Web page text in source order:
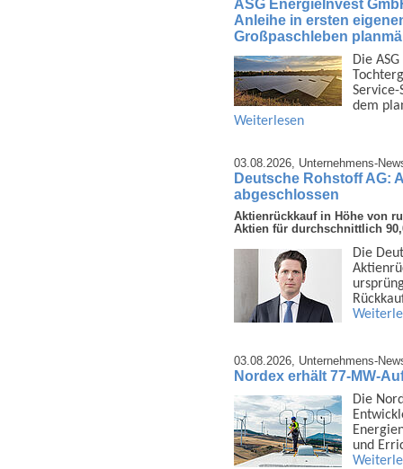
ASG EnergieInvest
Anleihe in ersten
Großpaschleben
Die
Service-
dem
Weiterlesen
03.08.2026, Unternehmens-
Deutsche Rohstoff AG:
abgeschlossen
Aktienrückkauf in Höhe von
Aktien für durchschnittlich
Die
03.08.2026, Unternehmens-
Nordex erhält 77-MW-
Die
und